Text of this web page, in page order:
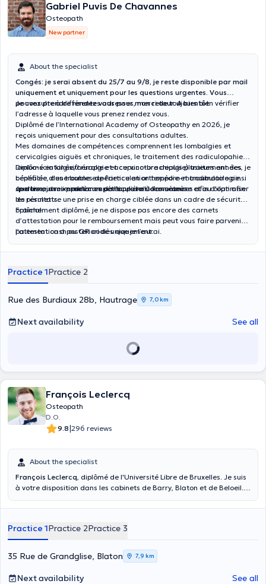
Gabriel Puvis De Chavannes
Osteopath
New partner
About the specialist
Congés: je serai absent du 25/7 au 9/8, je reste disponible par mail
uniquement et uniquement pour les questions urgentes. Vous
pouvez prendre rendez vous pour mon retour. A bientôt.
Je consulte à différentes adresses, merci de toujours bien vérifier
l’adresse à laquelle vous prenez rendez vous.
Diplômé de l’International Academy of Osteopathy en 2026, je
reçois uniquement pour des consultations adultes.
Mes domaines de compétences comprennent les lombalgies et
cervicalgies aiguës et chroniques, le traitement des radiculopahies (
lombo-sciatalgie/cruralgie et cervico-brachialgie) traitement des
céphalée, des troubles de l’articulation temporo-mandibulaire ainsi
que les autres problèmes de l’appareil locomoteur.
Diplômé en kinésithérapie et acupuncture depuis plusieurs années, je
bénéficie d’une bonne expérience en orthopédie et traumatologie
sportive, je mixe mes compétences lors des séances afin d’optimiser
les résultats.
Je donne une importance particulière à l’anamnèse et au bilan afin
de permettre une prise en charge ciblée dans un cadre de sécurité
optimal.
Fraîchement diplômé, je ne dispose pas encore des carnets
d’attestation pour le remboursement mais peut vous faire parvenir
l’attestation a posteriori dès que je l’aurai.
paiement cash ou QR code uniquement.
Practice 1Practice 2
Rue des Burdiaux 28b, Hautrage 7,0 km
Next availability See all
François Leclercq
Osteopath
D.O.
9.8|296 reviews
About the specialist
François Leclercq, diplômé de l'Université Libre de Bruxelles. Je suis
à votre disposition dans les cabinets de Barry, Blaton et de Beloeil.
enceinte ou en période post-partum ainsi qu'aux enfants de plus de
Practice 1Practice 2Practice 3
35 Rue de Grandglise, Blaton 7,9 km
Next availability See all